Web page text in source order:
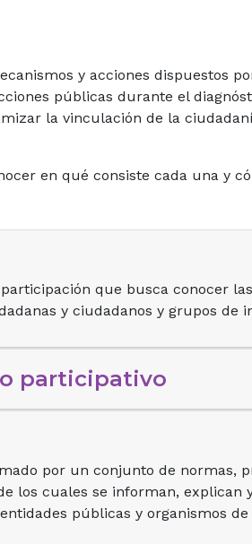
y acciones dispuestos
públicas durante el
la vinculación de la
en qué consiste cada una y
que busca conocer
y ciudadanos y grupos de
participativo
por un conjunto de normas,
los cuales se informan, explican
públicas y organismos